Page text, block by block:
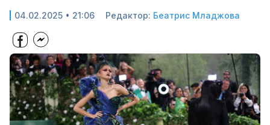
04.02.2025 • 21:06 Редактор: Беатрис Младжова